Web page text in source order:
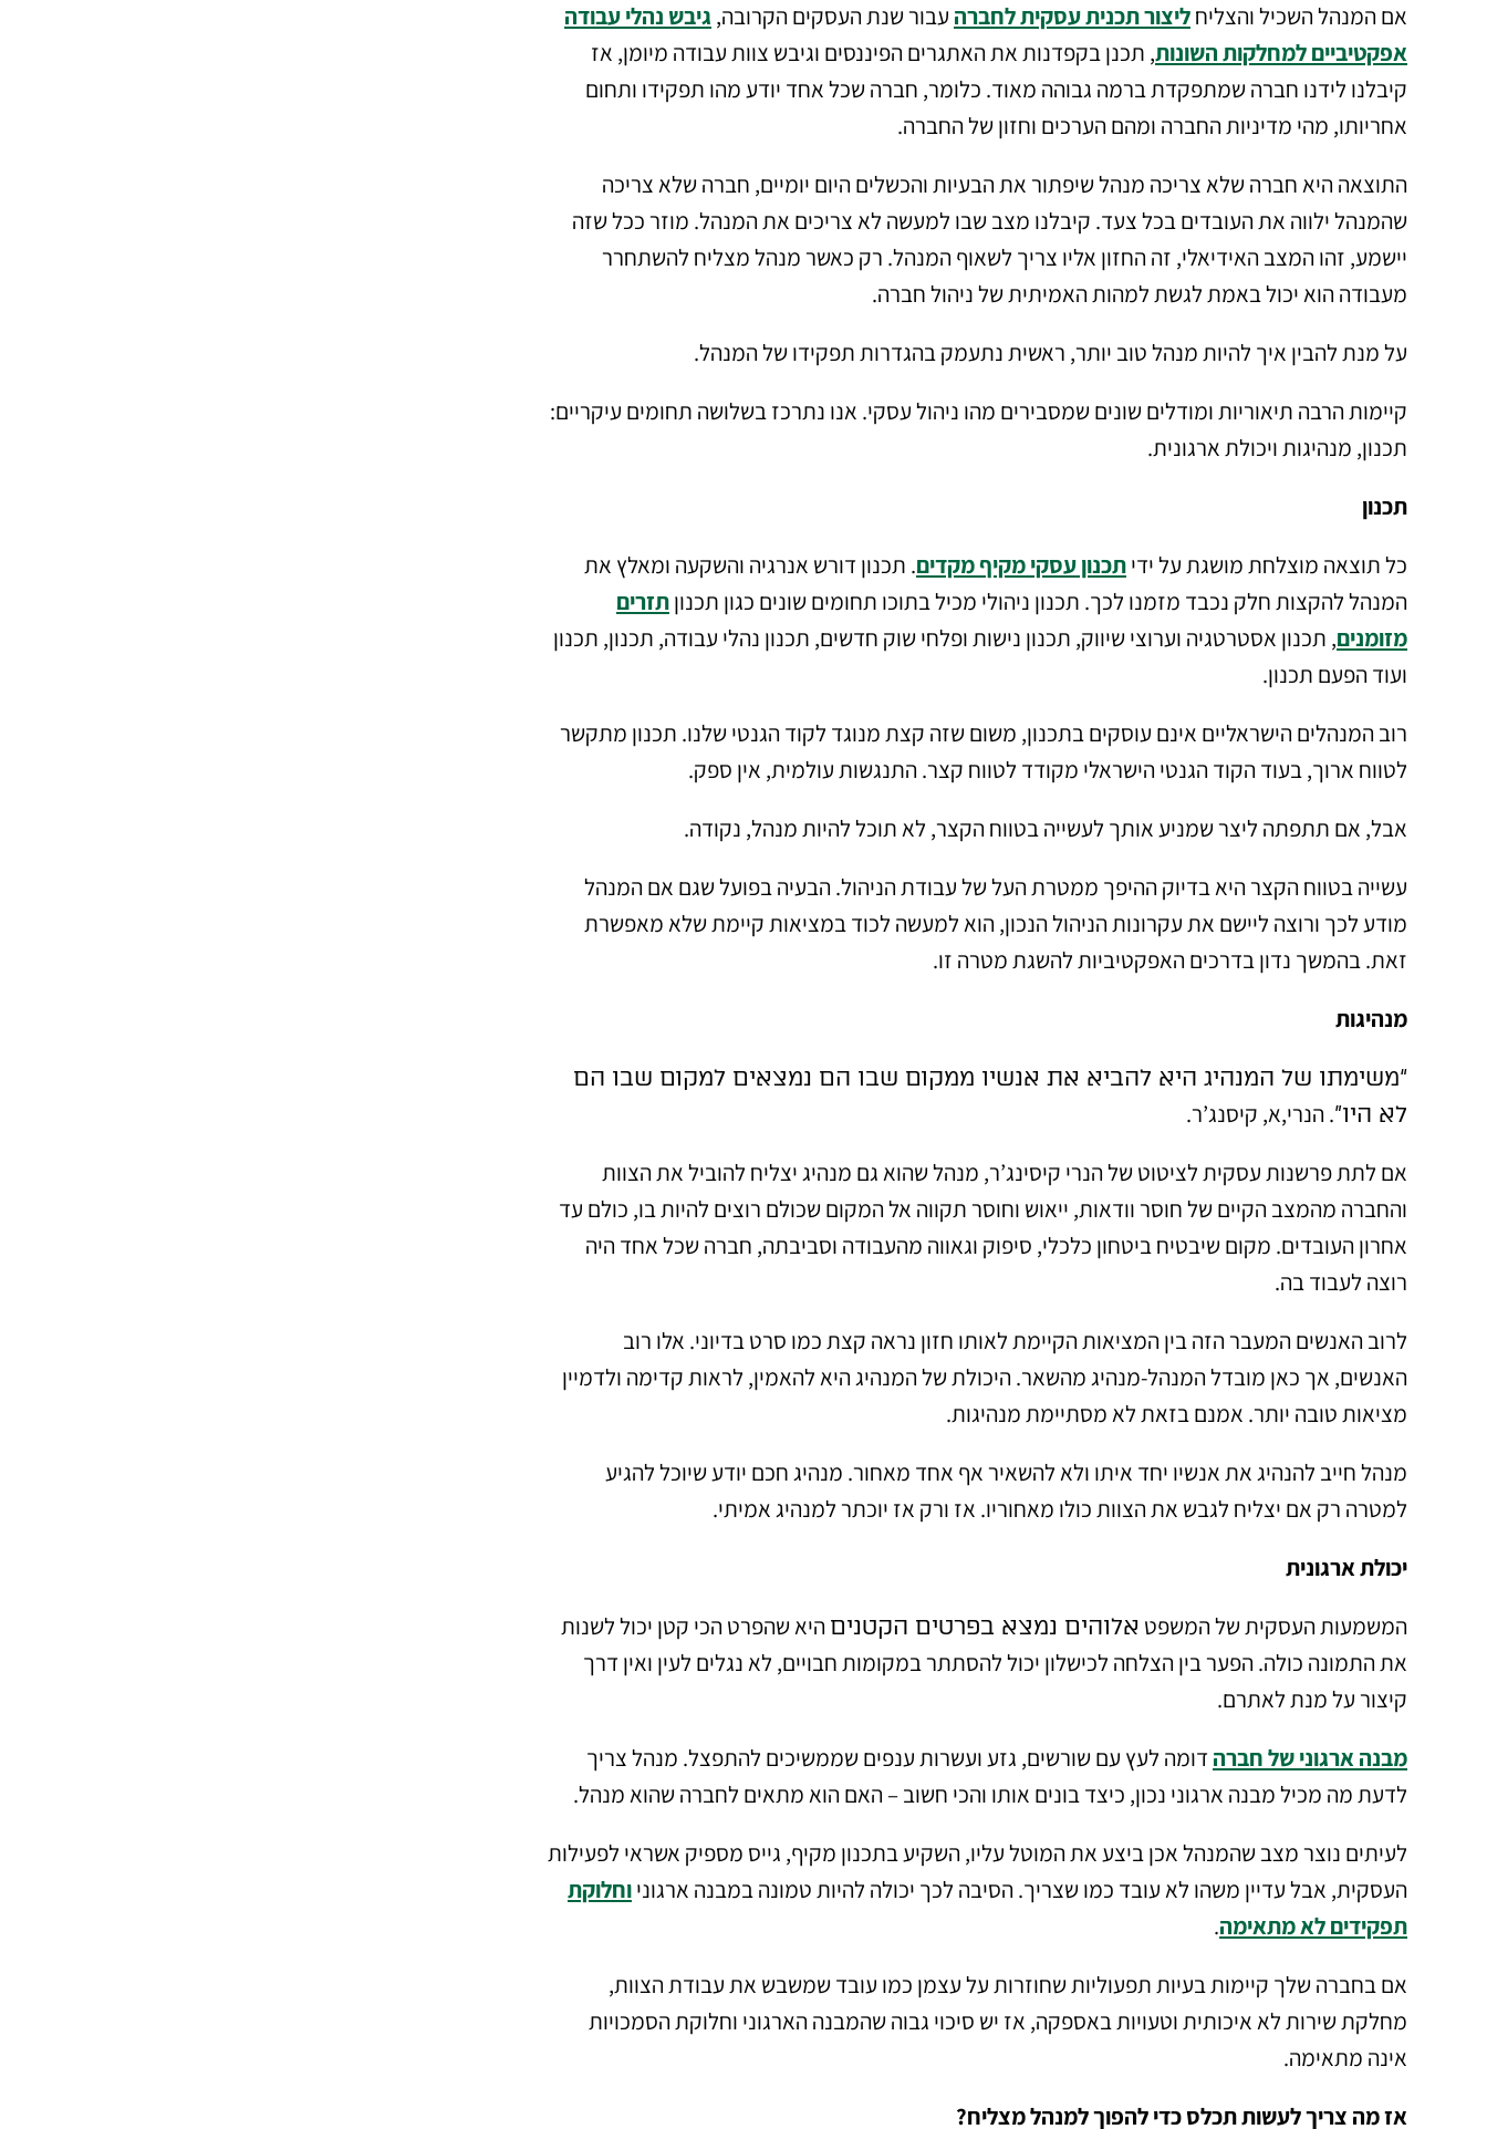
אם המנהל השכיל והצליחליצור תכנית עסקית לחברה עבור שנת העסקים הקרובה, גיבש נהלי עבודה
אפקטיביים למחלקות השונות, תכנן בקפדנות את האתגרים הפיננסים וגיבש צוות עבודה מיומן, אז
קיבלנו לידנו חברה שמתפקדת ברמה גבוהה מאוד. כלומר, חברה שכל אחד יודע מהו תפקידו ותחום
אחריותו, מהי מדיניות החברה ומהם הערכים וחזון של החברה.
התוצאה היא חברה שלא צריכה מנהל שיפתור את הבעיות והכשלים היום יומיים, חברה שלא צריכה
שהמנהל ילווה את העובדים בכל צעד. קיבלנו מצב שבו למעשה לא צריכים את המנהל. מוזר ככל שזה
יישמע, זהו המצב האידיאלי, זה החזון אליו צריך לשאוף המנהל. רק כאשר מנהל מצליח להשתחרר
מעבודה הוא יכול באמת לגשת למהות האמיתית של ניהול חברה.
על מנת להבין איך להיות מנהל טוב יותר, ראשית נתעמק בהגדרות תפקידו של המנהל.
קיימות הרבה תיאוריות ומודלים שונים שמסבירים מהו ניהול עסקי. אנו נתרכז בשלושה תחומים עיקריים:
תכנון, מנהיגות ויכולת ארגונית.
תכנון
כל תוצאה מוצלחת מושגת על ידיתכנון עסקי מקיף מקדים. תכנון דורש אנרגיה והשקעה ומאלץ את
המנהל להקצות חלק נכבד מזמנו לכך. תכנון ניהולי מכיל בתוכו תחומים שונים כגון תכנוןתזרים
מזומנים, תכנון אסטרטגיה וערוצי שיווק, תכנון נישות ופלחי שוק חדשים, תכנון נהלי עבודה, תכנון, תכנון
ועוד הפעם תכנון.
רוב המנהלים הישראליים אינם עוסקים בתכנון, משום שזה קצת מנוגד לקוד הגנטי שלנו. תכנון מתקשר
לטווח ארוך, בעוד הקוד הגנטי הישראלי מקודד לטווח קצר. התנגשות עולמית, אין ספק.
אבל, אם תתפתה ליצר שמניע אותך לעשייה בטווח הקצר, לא תוכל להיות מנהל, נקודה.
עשייה בטווח הקצר היא בדיוק ההיפך ממטרת העל של עבודת הניהול. הבעיה בפועל שגם אם המנהל
מודע לכך ורוצה ליישם את עקרונות הניהול הנכון, הוא למעשה לכוד במציאות קיימת שלא מאפשרת
זאת. בהמשך נדון בדרכים האפקטיביות להשגת מטרה זו.
מנהיגות
“משימתו של המנהיג היא להביא את אנשיו ממקום שבו הם נמצאים למקום שבו הם
לא היו”. הנרי,א, קיסנג’ר.
אם לתת פרשנות עסקית לציטוט של הנרי קיסינג’ר, מנהל שהוא גם מנהיג יצליח להוביל את הצוות
והחברה מהמצב הקיים של חוסר וודאות, ייאוש וחוסר תקווה אל המקום שכולם רוצים להיות בו, כולם עד
אחרון העובדים. מקום שיבטיח ביטחון כלכלי, סיפוק וגאווה מהעבודה וסביבתה, חברה שכל אחד היה
רוצה לעבוד בה.
לרוב האנשים המעבר הזה בין המציאות הקיימת לאותו חזון נראה קצת כמו סרט בדיוני. אלו רוב
האנשים, אך כאן מובדל המנהל-מנהיג מהשאר. היכולת של המנהיג היא להאמין, לראות קדימה ולדמיין
מציאות טובה יותר. אמנם בזאת לא מסתיימת מנהיגות.
מנהל חייב להנהיג את אנשיו יחד איתו ולא להשאיר אף אחד מאחור. מנהיג חכם יודע שיוכל להגיע
למטרה רק אם יצליח לגבש את הצוות כולו מאחוריו. אז ורק אז יוכתר למנהיג אמיתי.
יכולת ארגונית
המשמעות העסקית של המשפט אלוהים נמצא בפרטים הקטנים היא שהפרט הכי קטן יכול לשנות
את התמונה כולה. הפער בין הצלחה לכישלון יכול להסתתר במקומות חבויים, לא נגלים לעין ואין דרך
קיצור על מנת לאתרם.
מבנה ארגוני של חברה דומה לעץ עם שורשים, גזע ועשרות ענפים שממשיכים להתפצל. מנהל צריך
לדעת מה מכיל מבנה ארגוני נכון, כיצד בונים אותו והכי חשוב – האם הוא מתאים לחברה שהוא מנהל.
לעיתים נוצר מצב שהמנהל אכן ביצע את המוטל עליו, השקיע בתכנון מקיף, גייס מספיק אשראי לפעילות
העסקית, אבל עדיין משהו לא עובד כמו שצריך. הסיבה לכך יכולה להיות טמונה במבנה ארגוניוחלוקת
תפקידים לא מתאימה.
אם בחברה שלך קיימות בעיות תפעוליות שחוזרות על עצמן כמו עובד שמשבש את עבודת הצוות,
מחלקת שירות לא איכותית וטעויות באספקה, אז יש סיכוי גבוה שהמבנה הארגוני וחלוקת הסמכויות
אינה מתאימה.
אז מה צריך לעשות תכלס כדי להפוך למנהל מצליח?